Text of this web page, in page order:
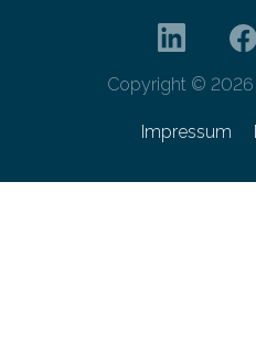
Copyright © 2026
Impressum